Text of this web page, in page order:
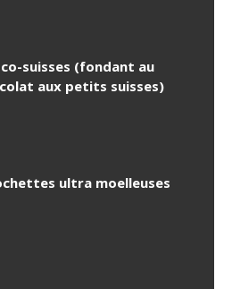
suisses (fondant au
aux petits suisses)
ultra moelleuses